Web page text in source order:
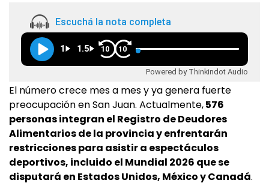
Escuchá la nota completa
1 1.5 10 10
Powered by Thinkindot Audio
El número crece mes a mes y ya genera fuerte
preocupación en San Juan. Actualmente,576
personas integran el Registro de Deudores
Alimentarios de la provincia y enfrentarán
restricciones para asistir a espectáculos
deportivos, incluido el Mundial 2026 que se
disputará en Estados Unidos, México y Canadá.